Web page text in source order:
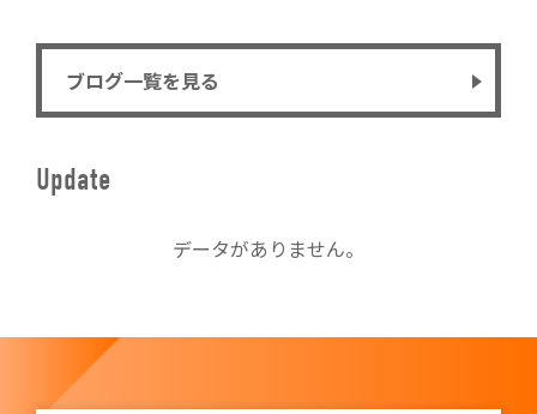
ブログ一覧を見る
Update
データがありません。